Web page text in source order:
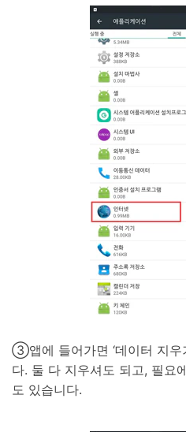
③앱에 들어가면 ‘데이터 지우
다. 둘 다 지우셔도 되고, 필요
도 있습니다.